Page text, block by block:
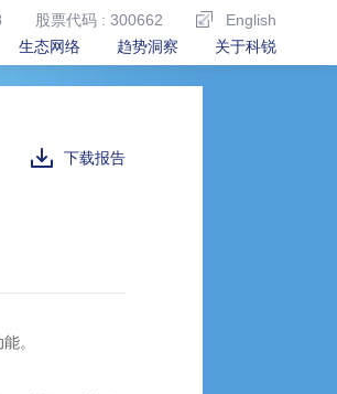
股票代码 : 300662
English
生态网络 趋势洞察 关于科锐
下载报告
。